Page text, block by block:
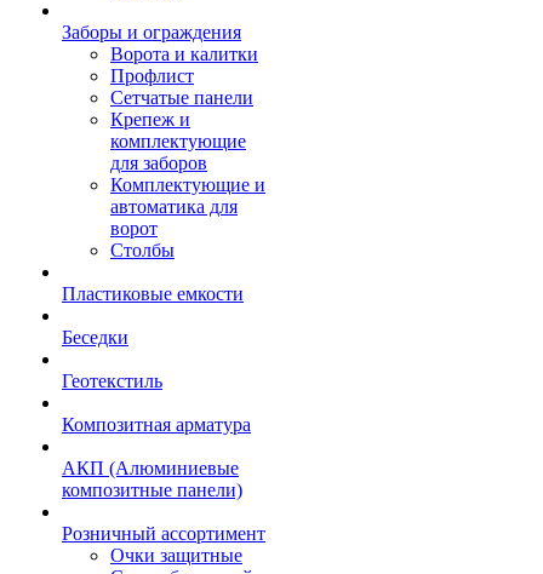
Заборы и ограждения
Ворота и калитки
Профлист
Сетчатые панели
Крепеж и
комплектующие
для заборов
Комплектующие и
автоматика для
ворот
Столбы
Пластиковые емкости
Беседки
Геотекстиль
Композитная арматура
АКП (Алюминиевые
композитные панели)
Розничный ассортимент
Очки защитные